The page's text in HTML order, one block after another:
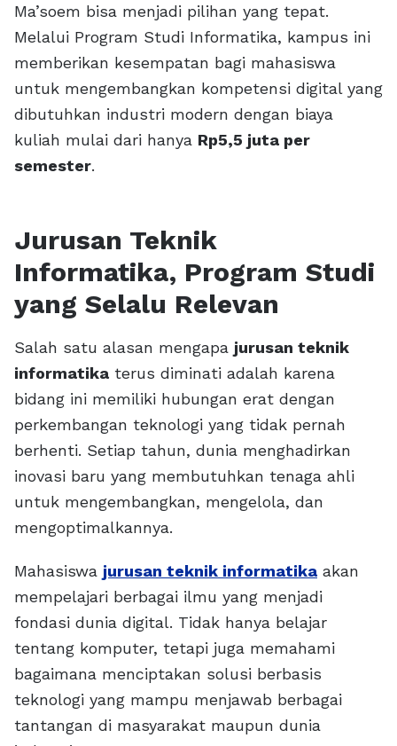
Ma’soem bisa menjadi pilihan yang tepat.
Melalui Program Studi Informatika, kampus ini
memberikan kesempatan bagi mahasiswa
untuk mengembangkan kompetensi digital yang
dibutuhkan industri modern dengan biaya
kuliah mulai dari hanya Rp5,5 juta per
semester.
Jurusan Teknik
Informatika, Program Studi
yang Selalu Relevan
Salah satu alasan mengapa jurusan teknik
informatika terus diminati adalah karena
bidang ini memiliki hubungan erat dengan
perkembangan teknologi yang tidak pernah
berhenti. Setiap tahun, dunia menghadirkan
inovasi baru yang membutuhkan tenaga ahli
untuk mengembangkan, mengelola, dan
mengoptimalkannya.
Mahasiswa jurusan teknik informatika akan
mempelajari berbagai ilmu yang menjadi
fondasi dunia digital. Tidak hanya belajar
tentang komputer, tetapi juga memahami
bagaimana menciptakan solusi berbasis
teknologi yang mampu menjawab berbagai
tantangan di masyarakat maupun dunia